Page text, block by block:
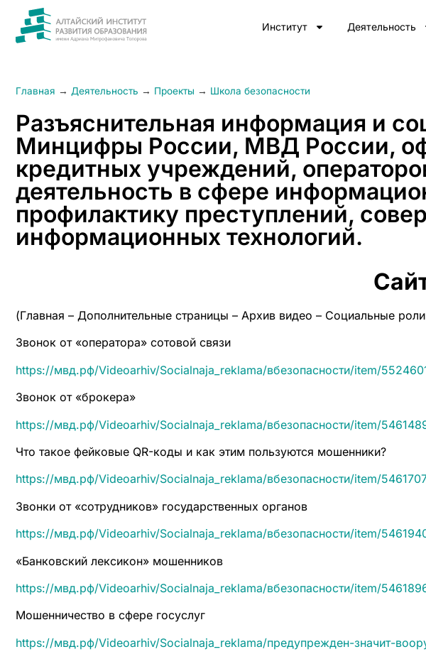
Институт Деятельность
Главная → Деятельность → Проекты → Школа безопасности
Разъяснительная информация и
Минцифры России, МВД России,
кредитных учреждений,
деятельность в сфере
профилактику преступлений,
информационных технологий.
(Главная – Дополнительные страницы – Архив видео – Социальные
Звонок от «оператора» сотовой связи
https://мвд.рф/Videoarhiv/Socialnaja_reklama/вбезопасности/item/
Звонок от «брокера»
https://мвд.рф/Videoarhiv/Socialnaja_reklama/вбезопасности/item/
Что такое фейковые QR-коды и как этим пользуются мошенники?
https://мвд.рф/Videoarhiv/Socialnaja_reklama/вбезопасности/item/
Звонки от «сотрудников» государственных органов
https://мвд.рф/Videoarhiv/Socialnaja_reklama/вбезопасности/item/
«Банковский лексикон» мошенников
https://мвд.рф/Videoarhiv/Socialnaja_reklama/вбезопасности/item/
Мошенничество в сфере госуслуг
https://мвд.рф/Videoarhiv/Socialnaja_reklama/предупрежден-значит-